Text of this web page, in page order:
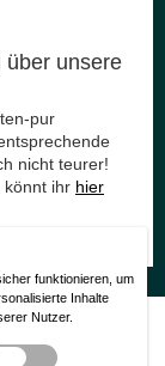
über unsere
pur
nicht teurer!
könnt ihr hier
funktionieren, um
Inhalte
Nutzer.